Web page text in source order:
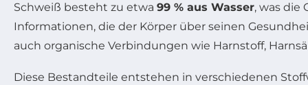
Schweiß besteht zu etwa 99 % aus Wasser, was die
Informationen, die der Körper über seinen
auch organische Verbindungen wie Harnstoff,
Diese Bestandteile entstehen in verschiedenen